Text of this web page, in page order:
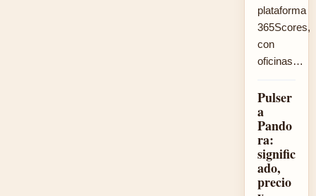
plataforma
365Scores,
con
oficinas…
Pulser
a
Pando
ra:
signific
ado,
precio